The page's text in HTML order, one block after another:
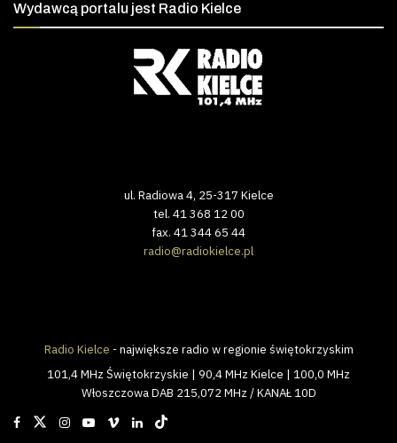
Wydawcą portalu jest Radio Kielce
ul. Radiowa 4, 25-317 Kielce
tel. 41 368 12 00
fax. 41 344 65 44
radio@radiokielce.pl
Radio Kielce - największe radio w regionie świętokrzyskim
101,4 MHz Świętokrzyskie | 90,4 MHz Kielce | 100,0 MHz
Włoszczowa DAB 215,072 MHz / KANAŁ 10D